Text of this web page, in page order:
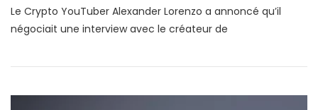
Le Crypto YouTuber Alexander Lorenzo a annoncé qu’il
négociait une interview avec le créateur de